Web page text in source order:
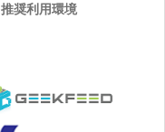
推奨利用環境